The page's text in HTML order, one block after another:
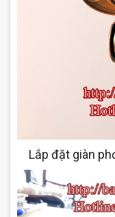
Lắp đặt giàn